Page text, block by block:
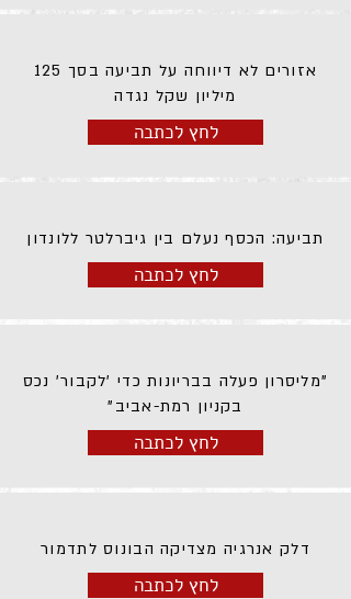
אזורים לא דיווחה על תביעה בסך 125
מיליון שקל נגדה
לחץ לכתבה
תביעה: הכסף נעלם בין גיברלטר ללונדון
לחץ לכתבה
"מליסרון פעלה בבריונות כדי 'לקבור' נכס
בקניון רמת-אביב"
לחץ לכתבה
דלק אנרגיה מצדיקה הבונוס לתדמור
לחץ לכתבה